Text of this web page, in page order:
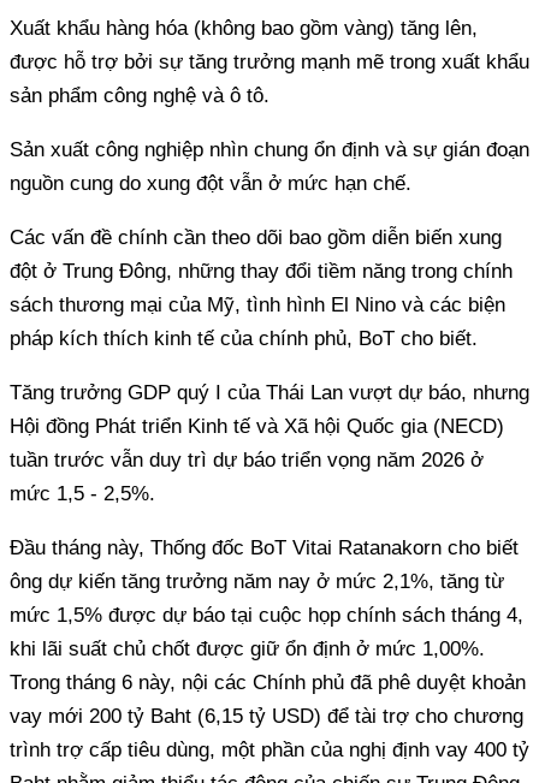
Xuất khẩu hàng hóa (không bao gồm vàng) tăng lên,
được hỗ trợ bởi sự tăng trưởng mạnh mẽ trong xuất khẩu
sản phẩm công nghệ và ô tô.
Sản xuất công nghiệp nhìn chung ổn định và sự gián đoạn
nguồn cung do xung đột vẫn ở mức hạn chế.
Các vấn đề chính cần theo dõi bao gồm diễn biến xung
đột ở Trung Đông, những thay đổi tiềm năng trong chính
sách thương mại của Mỹ, tình hình El Nino và các biện
pháp kích thích kinh tế của chính phủ, BoT cho biết.
Tăng trưởng GDP quý I của Thái Lan vượt dự báo, nhưng
Hội đồng Phát triển Kinh tế và Xã hội Quốc gia (NECD)
tuần trước vẫn duy trì dự báo triển vọng năm 2026 ở
mức 1,5 - 2,5%.
Đầu tháng này, Thống đốc BoT Vitai Ratanakorn cho biết
ông dự kiến ​​tăng trưởng năm nay ở mức 2,1%, tăng từ
mức 1,5% được dự báo tại cuộc họp chính sách tháng 4,
khi lãi suất chủ chốt được giữ ổn định ở mức 1,00%.
Trong tháng 6 này, nội các Chính phủ đã phê duyệt khoản
vay mới 200 tỷ Baht (6,15 tỷ USD) để tài trợ cho chương
trình trợ cấp tiêu dùng, một phần của nghị định vay 400 tỷ